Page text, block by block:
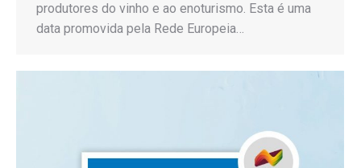
produtores do vinho e ao enoturismo. Esta é uma
data promovida pela Rede Europeia…